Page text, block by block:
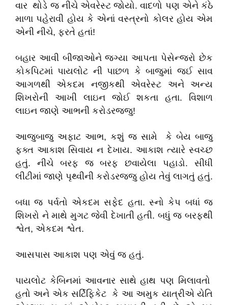
વાર થોડે જ નીચે એવરેસ્ટ જોયો. વાદળો પણ એને કંઠે
માળા પહેરાવી હોય કે એનાં વસ્ત્રનો કોલર હોય એમ
એની નીચે, ફરતે હતાં!
બહાર આવી બીજાઓને જગ્યા આપતા પેસેન્જરો છેક
કોકપિટમાં પાયલોટ ની પાછળ કે બાજુમાં જઈ સાવ
આગળથી એકદમ નજીકથી એવરેસ્ટ અને અન્ય
શિખરોની આખી લાઇન જોઈ શકતા હતા. વિશાળ
લાઇન જાણે આભની કરોડરજ્જુ!
આજુબાજુ અફાટ આભ, કશું જ સામે કે બેય બાજુ
ફક્ત આકાશ સિવાય ન દેખાય. આકાશ ત્યારે સ્વચ્છ
હતું. નીચે બરફ જ બરફ છવાયેલા પહાડો. સીધી
લીટીમાં જાણે પૃથ્વીની કરોડરજ્જુ હોય તેવું લાગતું હતું.
બધા જ પર્વતો એકદમ સફેદ હતા. સ્નો કેપ બધાં જ
શિખરો ને માથે મુગટ જેવી દેખાતી હતી. બધું જ બરફથી
શ્વેત, એકદમ શ્વેત.
આસપાસ આકાશ પણ એવું જ હતું.
પાયલોટ કેબિનમાં આવનાર સાથે હાથ પણ મિલાવતો
હતો અને એક સર્ટિફિકેટ કે આ અમુક યાત્રીએ યેતિ